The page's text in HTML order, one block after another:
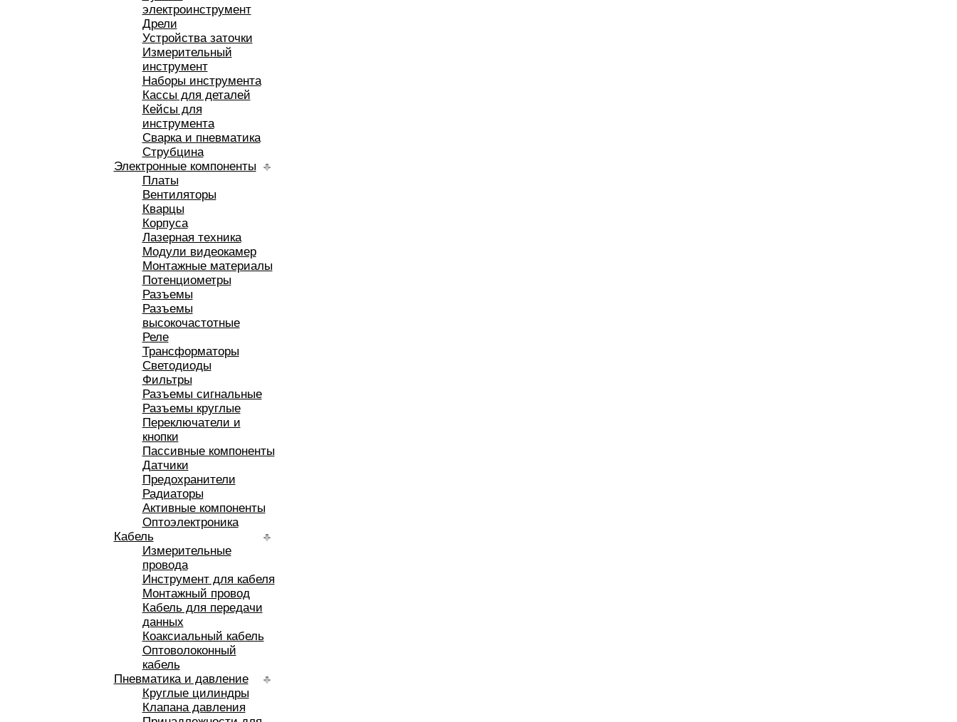
электроинструмент
Дрели
Устройства заточки
Измерительный
инструмент
Наборы инструмента
Кассы для деталей
Кейсы для
инструмента
Сварка и пневматика
Струбцина
Электронные компоненты
Платы
Вентиляторы
Кварцы
Корпуса
Лазерная техника
Модули видеокамер
Монтажные материалы
Потенциометры
Разъемы
Разъемы
высокочастотные
Реле
Трансформаторы
Светодиоды
Фильтры
Разъемы сигнальные
Разъемы круглые
Переключатели и
кнопки
Пассивные компоненты
Датчики
Предохранители
Радиаторы
Активные компоненты
Оптоэлектроника
Кабель
Измерительные
провода
Инструмент для кабеля
Монтажный провод
Кабель для передачи
данных
Коаксиальный кабель
Оптоволоконный
кабель
Пневматика и давление
Круглые цилиндры
Клапана давления